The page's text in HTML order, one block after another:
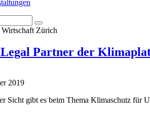
Zürich
Partner der
2019
Sicht gibt es beim Thema Klimaschutz für